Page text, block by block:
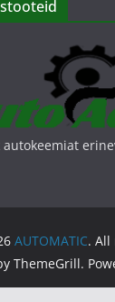
AUTOMATIC. All
ThemeGrill.